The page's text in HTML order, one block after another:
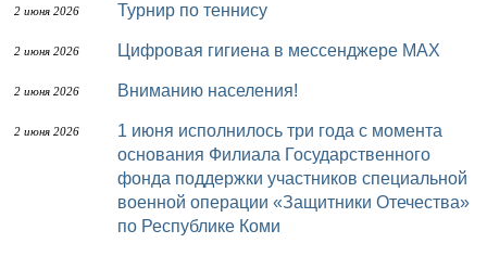
2 июня 2026 Турнир по теннису
2 июня 2026 Цифровая гигиена в мессенджере MAX
2 июня 2026 Вниманию населения!
2 июня 2026
1 июня исполнилось три года с момента
основания Филиала Государственного
фонда поддержки участников специальной
военной операции «Защитники Отечества»
по Республике Коми